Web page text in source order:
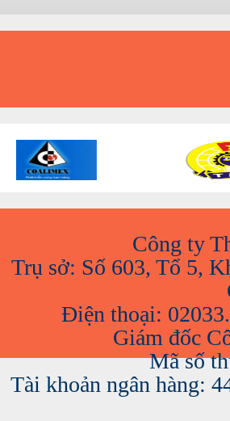
Công ty
Trụ sở: Số 603, Tổ 5,
Điện thoại:
Giám đốc
Mã số
Tài khoản ngân hàng: